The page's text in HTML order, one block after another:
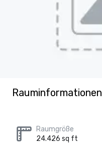
Rauminformationen
Raumgröße
24.426 sq ft